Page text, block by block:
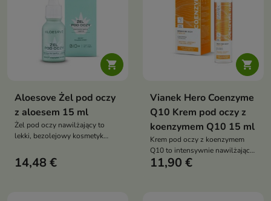

Aloesove Żel pod oczy
z aloesem 15 ml
Żel pod oczy nawilżający to
lekki, bezolejowy kosmetyk
pielęgnacji delikatnej skóry
wokół oczu. Intensywnie
14,48 €

Vianek Hero Coenzyme
Q10 Krem pod oczy z
koenzymem Q10 15 ml
Krem pod oczy z koenzymem
Q10 to intensywnie nawilżający
krem do pielęgnacji delikatnej
11,90 €